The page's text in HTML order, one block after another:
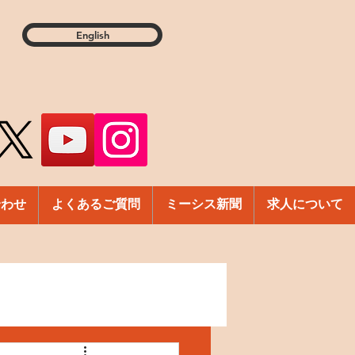
English
せ よくあるご質問 ミーシス新聞 求人について